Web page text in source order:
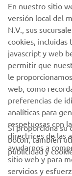
de la Casa y
poco y, de bien
lo que resta de
CORPORATIVO
En nuestro sitio
versión local del
N.V., sus
cookies, incluidas
javascript y web
permitir que
le
web, como
preferencias de
analíticas para
respetuosas con
directrices de las
ayudarnos a
sitio web y para
servicios y
Si proporciona
botón, también
publicidad y